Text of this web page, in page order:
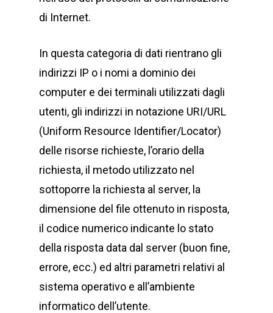
di Internet.
In questa categoria di dati rientrano gli
indirizzi IP o i nomi a dominio dei
computer e dei terminali utilizzati dagli
utenti, gli indirizzi in notazione URI/URL
(Uniform Resource Identifier/Locator)
delle risorse richieste, l’orario della
richiesta, il metodo utilizzato nel
sottoporre la richiesta al server, la
dimensione del file ottenuto in risposta,
il codice numerico indicante lo stato
della risposta data dal server (buon fine,
errore, ecc.) ed altri parametri relativi al
sistema operativo e all’ambiente
informatico dell’utente.